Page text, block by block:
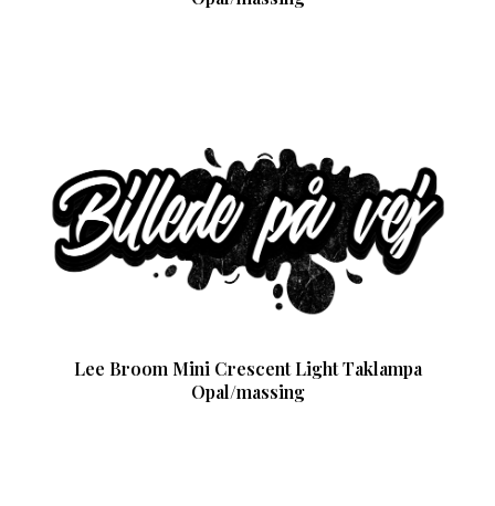
Lee Broom Mini Crescent Light Taklampa
Opal/massing